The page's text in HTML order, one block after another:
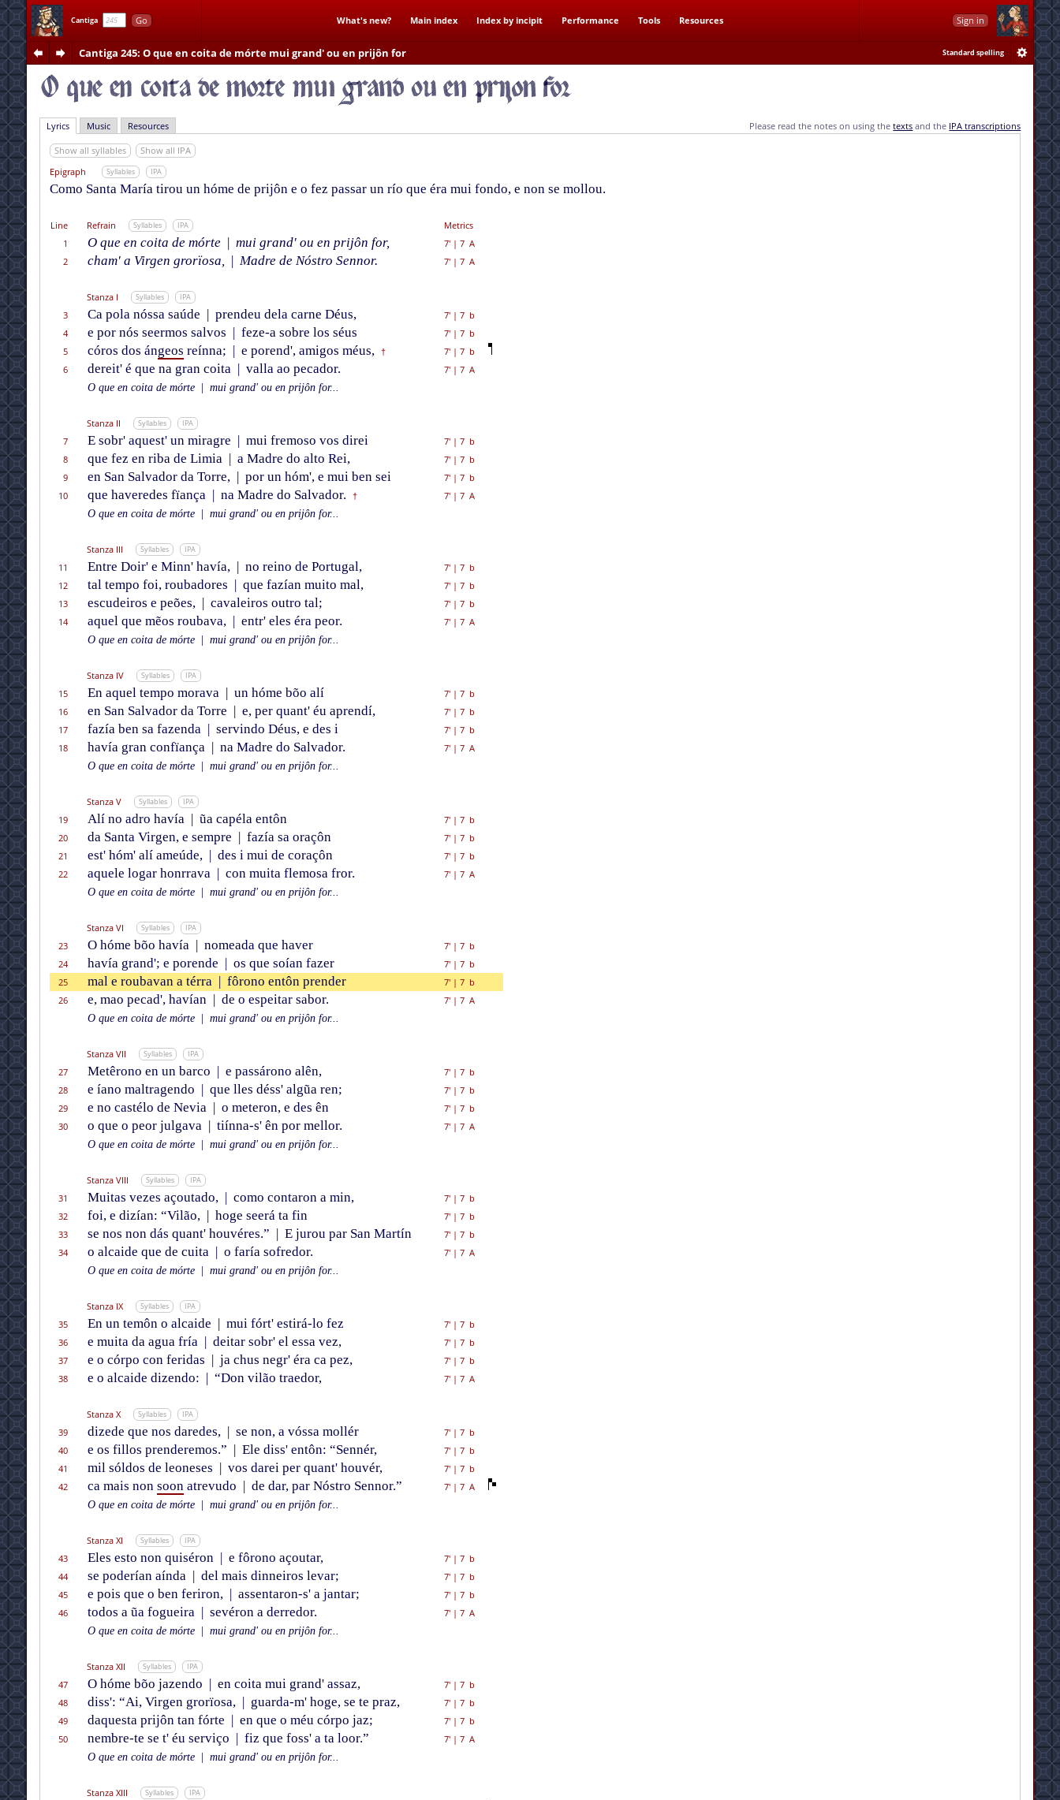
Cantiga Go What's new? Main index Index by incipit Performance Tools Resources Sign in
Cantiga 245: O que en coita de mórte mui grand' ou en prijôn for Standard spelling
Lyrics Music Resources Please read the notes on using thetexts and the IPA transcriptions
Show all syllables
Show all IPA
Epigraph
Syllables IPA
Como Santa María tirou un hóme de prijôn e o fez passar un río que éra mui fondo, e non se mollou.
Line Refrain Syllables IPA
Metrics
1
O que en coita de mórte | mui grand' ou en prijôn for, 7'| 7 A
2
cham' a Virgen grorïosa, | Madre de Nóstro Sennor. 7'| 7 A
Stanza I Syllables IPA
3 Ca pola nóssa saúde | prendeu dela carne Déus, 7'| 7 b
4
e por nós seermos salvos | feze-a sobre los séus 7'| 7 b
5
córos dos ángeos reínna; | e porend', amigos méus, † 7'| 7 b
6
dereit' é que na gran coita | valla ao pecador. 7'| 7 A
O que en coita de mórte
mui grand' ou en prijôn for...
Stanza II Syllables IPA
7 E sobr' aquest' un miragre | mui fremoso vos direi 7'| 7 b
8
que fez en riba de Limia | a Madre do alto Rei, 7'| 7 b
9
en San Salvador da Torre, | por un hóm', e mui ben sei 7'| 7 b
10
que haveredes fïança | na Madre do Salvador. † 7'| 7 A
O que en coita de mórte
mui grand' ou en prijôn for...
Stanza III Syllables IPA
11 Entre Doir' e Minn' havía, | no reino de Portugal, 7'| 7 b
12
tal tempo foi, roubadores | que fazían muito mal, 7'| 7 b
13
escudeiros e peões, | cavaleiros outro tal; 7'| 7 b
14
aquel que mẽos roubava, | entr' eles éra peor. 7'| 7 A
O que en coita de mórte
mui grand' ou en prijôn for...
Stanza IV Syllables IPA
15 En aquel tempo morava | un hóme bõo alí 7'| 7 b
16
en San Salvador da Torre | e, per quant' éu aprendí, 7'| 7 b
17
fazía ben sa fazenda | servindo Déus, e des i 7'| 7 b
18
havía gran confïança | na Madre do Salvador. 7'| 7 A
O que en coita de mórte
mui grand' ou en prijôn for...
Stanza V Syllables IPA
19 Alí no adro havía | ũa capéla entôn 7'| 7 b
20
da Santa Virgen, e sempre | fazía sa oraçôn 7'| 7 b
21
est' hóm' alí ameúde, | des i mui de coraçôn 7'| 7 b
22
aquele logar honrrava | con muita flemosa fror. 7'| 7 A
O que en coita de mórte
mui grand' ou en prijôn for...
Stanza VI Syllables IPA
23 O hóme bõo havía | nomeada que haver 7'| 7 b
24
havía grand'; e porende | os que soían fazer 7'| 7 b
25
mal e roubavan a térra | fôrono entôn prender 7'| 7 b
26
e, mao pecad', havían | de o espeitar sabor. 7'| 7 A
O que en coita de mórte
mui grand' ou en prijôn for...
Stanza VII Syllables IPA
27 Metêrono en un barco | e passárono alên, 7'| 7 b
28
e íano maltragendo | que lles déss' algũa ren; 7'| 7 b
29
e no castélo de Nevia | o meteron, e des ên 7'| 7 b
30
o que o peor julgava | tiínna-s' ên por mellor. 7'| 7 A
O que en coita de mórte
mui grand' ou en prijôn for...
Stanza VIII Syllables IPA
31 Muitas vezes açoutado, | como contaron a min, 7'| 7 b
32
foi, e dizían: “Vilão, | hoge seerá ta fin 7'| 7 b
33
se nos non dás quant' houvéres.” | E jurou par San Martín 7'| 7 b
34
o alcaide que de cuita | o faría sofredor. 7'| 7 A
O que en coita de mórte
mui grand' ou en prijôn for...
Stanza IX Syllables IPA
35 En un temôn o alcaide | mui fórt' estirá-lo fez 7'| 7 b
36
e muita da agua fría | deitar sobr' el essa vez, 7'| 7 b
37
e o córpo con feridas | ja chus negr' éra ca pez, 7'| 7 b
38
e o alcaide dizendo: | “Don vilão traedor, 7'| 7 A
Stanza X Syllables IPA
39 dizede que nos daredes, | se non, a vóssa mollér 7'| 7 b
40
e os fillos prenderemos.” | Ele diss' entôn: “Sennér, 7'| 7 b
41
mil sóldos de leoneses | vos darei per quant' houvér, 7'| 7 b
42
ca mais non soonatrevudo | de dar, par Nóstro Sennor.” 7'| 7 A
O que en coita de mórte
mui grand' ou en prijôn for...
Stanza XI Syllables IPA
43 Eles esto non quiséron | e fôrono açoutar, 7'| 7 b
44
se poderían aínda | del mais dinneiros levar; 7'| 7 b
45
e pois que o ben feriron, | assentaron-s' a jantar; 7'| 7 b
46
todos a ũa fogueira | sevéron a derredor. 7'| 7 A
O que en coita de mórte
mui grand' ou en prijôn for...
Stanza XII Syllables IPA
47 O hóme bõo jazendo | en coita mui grand' assaz, 7'| 7 b
48
diss': “Ai, Virgen grorïosa, | guarda-m' hoge, se te praz, 7'| 7 b
49
daquesta prijôn tan fórte | en que o méu córpo jaz; 7'| 7 b
50
nembre-te se t' éu serviço | fiz que foss' a ta loor.” 7'| 7 A
O que en coita de mórte
mui grand' ou en prijôn for...
Stanza XIII Syllables IPA